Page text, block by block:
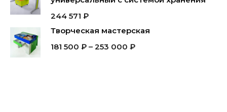
244 571 ₽
Творческая мастерская
181 500 ₽ – 253 000 ₽